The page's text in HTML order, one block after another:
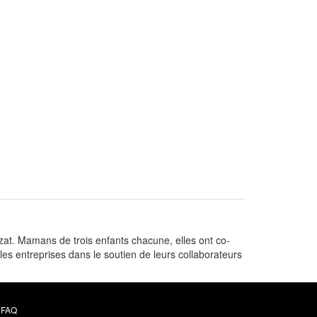
Mamans de trois enfants chacune, elles ont co-
entreprises dans le soutien de leurs collaborateurs
FAQ